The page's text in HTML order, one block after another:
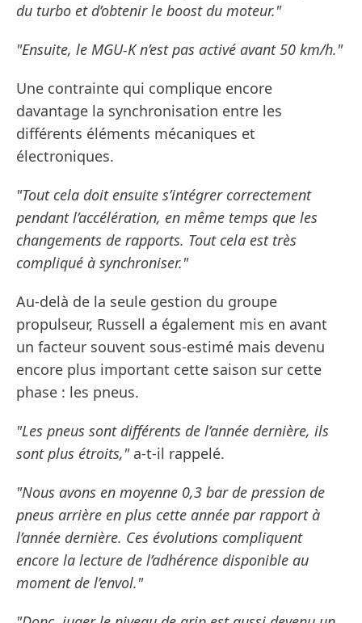
du turbo et d’obtenir le boost du moteur."
"Ensuite, le MGU-K n’est pas activé avant 50 km/h."
Une contrainte qui complique encore
davantage la synchronisation entre les
différents éléments mécaniques et
électroniques.
"Tout cela doit ensuite s’intégrer correctement
pendant l’accélération, en même temps que les
changements de rapports. Tout cela est très
compliqué à synchroniser."
Au-delà de la seule gestion du groupe
propulseur, Russell a également mis en avant
un facteur souvent sous-estimé mais devenu
encore plus important cette saison sur cette
phase : les pneus.
"Les pneus sont différents de l’année dernière, ils
sont plus étroits,"a-t-il rappelé.
"Nous avons en moyenne 0,3 bar de pression de
pneus arrière en plus cette année par rapport à
l’année dernière. Ces évolutions compliquent
encore la lecture de l’adhérence disponible au
moment de l’envol."